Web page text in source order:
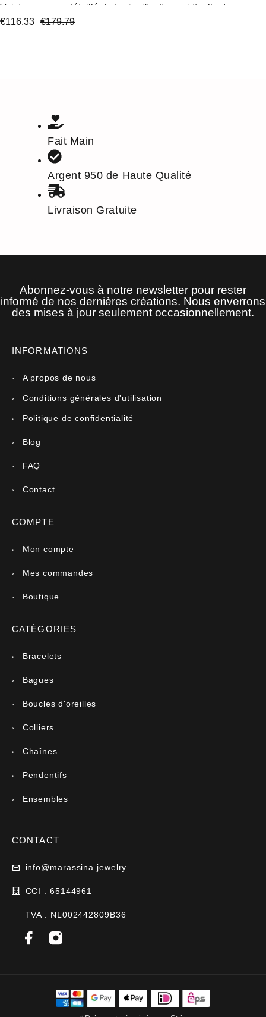
Voici un aperçu détaillé de la signification spirituelle des roses
Elles sont souvent associées au cœur et aux émotions,
€179.79
€116.33
Fait Main
Argent 950 de Haute Qualité
Livraison Gratuite
Abonnez-vous à notre newsletter pour rester
informé de nos dernières créations. Nous enverrons
des mises à jour seulement occasionnellement.
INFORMATIONS
A propos de nous
Conditions générales d'utilisation
Politique de confidentialité
Blog
FAQ
Contact
COMPTE
Mon compte
Mes commandes
Boutique
CATÉGORIES
Bracelets
Bagues
Boucles d'oreilles
Colliers
Chaînes
Pendentifs
Ensembles
CONTACT
info@marassina.jewelry
CCI : 65144961
TVA : NL002442809B36